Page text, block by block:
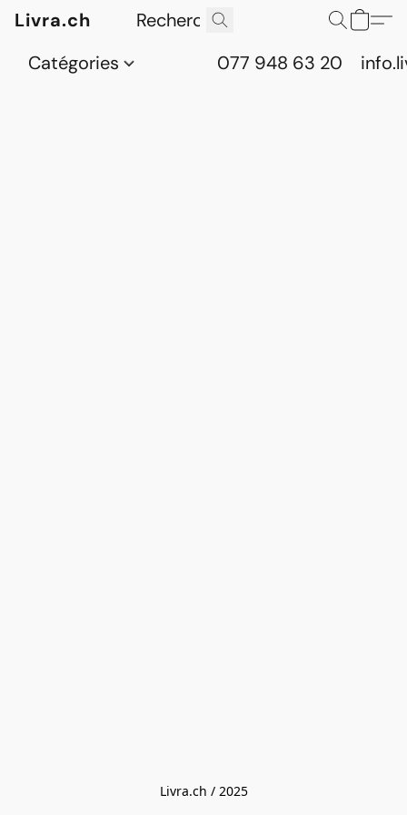
Livra.ch
Catégories
077 948 63 20
Livra.ch / 2025